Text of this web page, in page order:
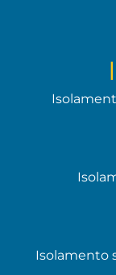
Isolamento